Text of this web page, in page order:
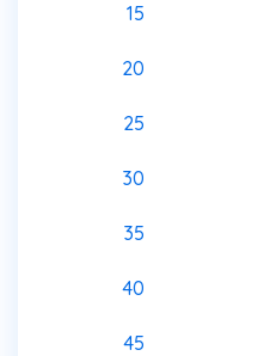
15
20
25
30
35
40
45